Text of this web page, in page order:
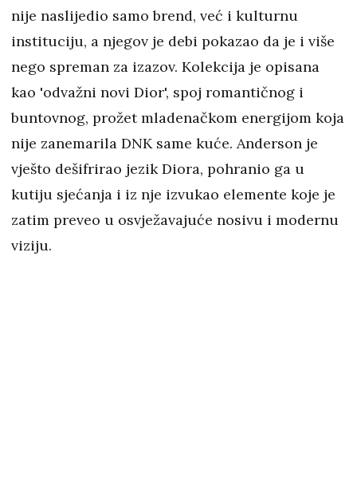
nije naslijedio samo brend, već i kulturnu
instituciju, a njegov je debi pokazao da je i više
nego spreman za izazov. Kolekcija je opisana
kao 'odvažni novi Dior', spoj romantičnog i
buntovnog, prožet mladenačkom energijom koja
nije zanemarila DNK same kuće. Anderson je
vješto dešifrirao jezik Diora, pohranio ga u
kutiju sjećanja i iz nje izvukao elemente koje je
zatim preveo u osvježavajuće nosivu i modernu
viziju.